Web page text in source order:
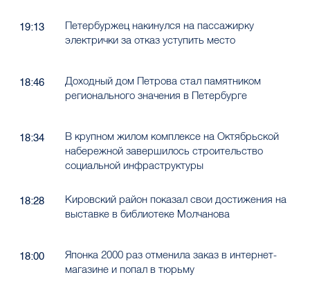
19:13
Петербуржец накинулся на пассажирку
электрички за отказ уступить место
18:46
Доходный дом Петрова стал памятником
регионального значения в Петербурге
18:34
В крупном жилом комплексе на Октябрьской
набережной завершилось строительство
социальной инфраструктуры
18:28
Кировский район показал свои достижения на
выставке в библиотеке Молчанова
18:00
Японка 2000 раз отменила заказ в интернет-
магазине и попал в тюрьму